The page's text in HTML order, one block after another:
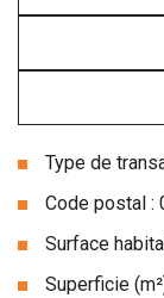
Type de
Code postal :
Surface
Superficie